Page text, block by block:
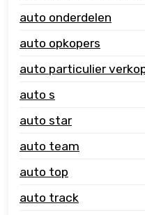
auto onderdelen
auto opkopers
auto particulier
auto s
auto star
auto team
auto top
auto track